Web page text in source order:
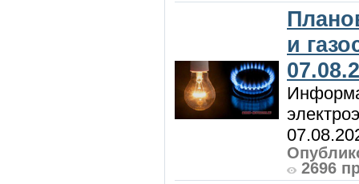
и
2696